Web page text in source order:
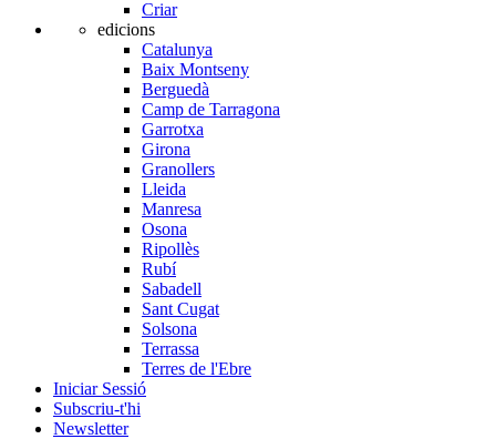
Criar
edicions
Catalunya
Baix Montseny
Berguedà
Camp de Tarragona
Garrotxa
Girona
Granollers
Lleida
Manresa
Osona
Ripollès
Rubí
Sabadell
Sant Cugat
Solsona
Terrassa
Terres de l'Ebre
Iniciar Sessió
Subscriu-t'hi
Newsletter